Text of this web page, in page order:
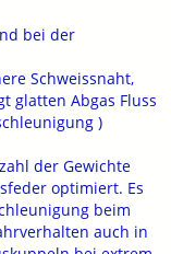
bei der
Schweissnaht,
glatten Abgas Fluss
)
der Gewichte
optimiert. Es
beim
auch in